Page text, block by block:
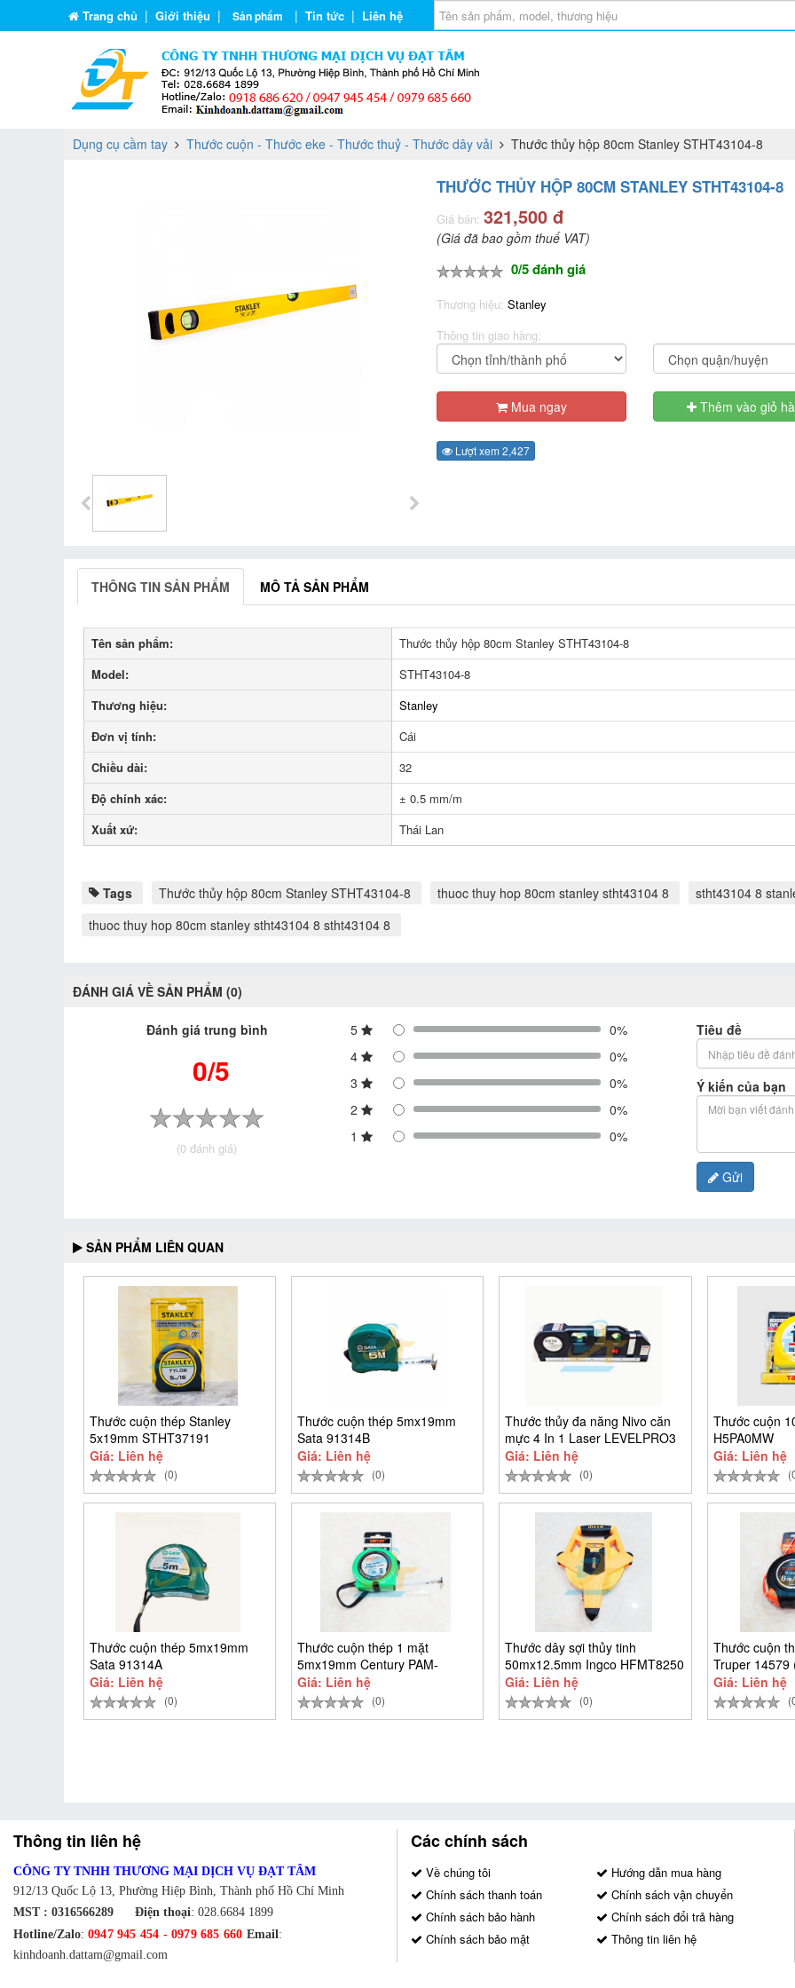
Trang chủ | Giới thiệu | Sản phẩm | Tin tức | Liên hệ
Dụng cụ cầm tay Thước cuộn - Thước eke - Thước thuỷ - Thước dây vải Thước thủy hộp 80cm Stanley STHT43104-8
THƯỚC THỦY HỘP 80CM STANLEY STHT43104-8
Giá bán: 321,500 đ
(Giá đã bao gồm thuế VAT)
0/5 đánh giá
Thương hiệu: Stanley
Thông tin giao hàng:
Mua ngay Thêm vào giỏ
Lượt xem 2,427
THÔNG TIN SẢN PHẨM MÔ TẢ SẢN PHẨM
Tên sản phẩm:
Thước thủy hộp 80cm Stanley STHT43104-8
Model:
STHT43104-8
Thương hiệu:
Stanley
Đơn vị tính:
Cái
Chiều dài:
32
Độ chính xác:
± 0.5 mm/m
Xuất xứ:
Thái Lan
Tags Thước thủy hộp 80cm Stanley STHT43104-8 thuoc thuy hop 80cm stanley stht43104 8
stht43104 8
thuoc thuy hop 80cm stanley stht43104 8 stht43104 8
ĐÁNH GIÁ VỀ SẢN PHẨM (0)
Đánh giá trung bình
0/5
(0 đánh giá)
5
0%
4
0%
3
0%
2
0%
1
0%
Tiêu đề
Ý kiến của bạn
Gửi
SẢN PHẨM LIÊN QUAN
Thước cuộn thép Stanley
5x19mm STHT37191
Giá: Liên hệ
(0)
Thước cuộn thép 5mx19mm
Sata 91314B
Giá: Liên hệ
(0)
Thước thủy đa năng Nivo căn
mực 4 In 1 Laser LEVELPRO3
Giá: Liên hệ
(0)
Thước cuộn
H5PA0MW
Giá: Liên hệ
Thước cuộn thép 5mx19mm
Sata 91314A
Giá: Liên hệ
(0)
Thước cuộn thép 1 mặt
5mx19mm Century PAM-
CEN5M-T
Giá: Liên hệ
(0)
Thước dây sợi thủy tinh
50mx12.5mm Ingco HFMT8250
Giá: Liên hệ
(0)
Thước cuộn
Truper 14579
Giá: Liên hệ
Thông tin liên hệ
CÔNG TY TNHH THƯƠNG MẠI DỊCH VỤ ĐẠT TÂM
912/13 Quốc Lộ 13, Phường Hiệp Bình, Thành phố Hồ Chí Minh
MST : 0316566289 Điện thoại: 028.6684 1899
Hotline/Zalo: 0947 945 454 -0979 685 660 Email:
kinhdoanh.dattam@gmail.com
Các chính sách
Về chúng tôi
Hướng dẫn mua hàng
Chính sách thanh toán
Chính sách vận chuyển
Chính sách bảo hành
Chính sách đổi trả hàng
Chính sách bảo mật
Thông tin liên hệ